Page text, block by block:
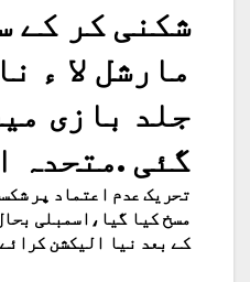
شکنی کر کے
مارشل لا ء
جلد بازی
گئی .متحدہ
تحریک عدم اعتماد پر
مسخ کیا گیا،اسمبلی
کے بعد نیا الیکشن